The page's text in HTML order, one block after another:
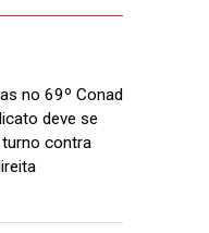
no 69º Conad
deve se
contra